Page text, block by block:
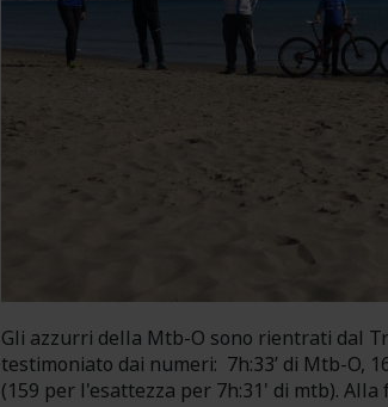
Gli azzurri della Mtb-O sono rientrati dal
testimoniato dai numeri: 7h:33’ di Mtb-O,
(159 per l'esattezza per 7h:31' di mtb).